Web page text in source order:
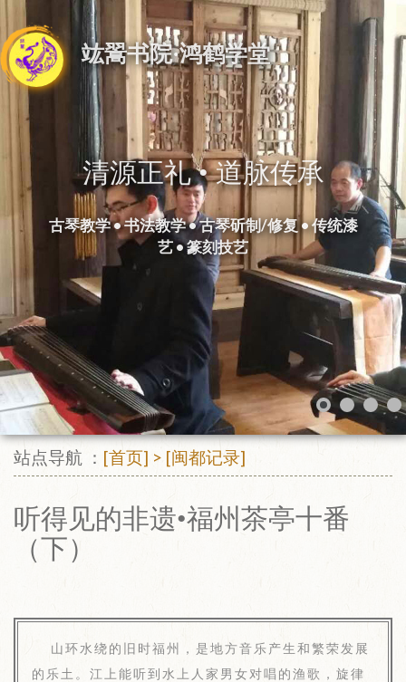
竑翯书院·鸿鹤学堂
清源正礼 • 道脉传承
古琴教学 • 书法教学 • 古琴斫制/修复 • 传统漆
艺 • 篆刻技艺
站点导航 ： [首页] > [闽都记录]
听得见的非遗•福州茶亭十番
（下）
山环水绕的旧时福州，是地方音乐产生和繁荣发展
的乐土。江上能听到水上人家男女对唱的渔歌，旋律